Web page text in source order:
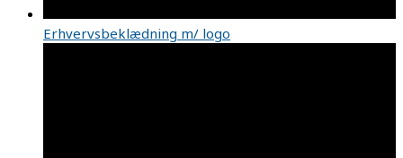
Erhvervsbeklædning m/ logo